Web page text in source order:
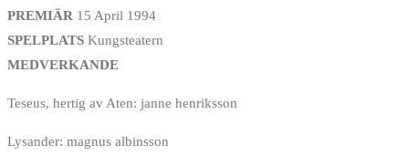
PREMIÄR 15 April 1994
SPELPLATS Kungsteatern
MEDVERKANDE
Teseus, hertig av Aten: janne henriksson
Lysander: magnus albinsson